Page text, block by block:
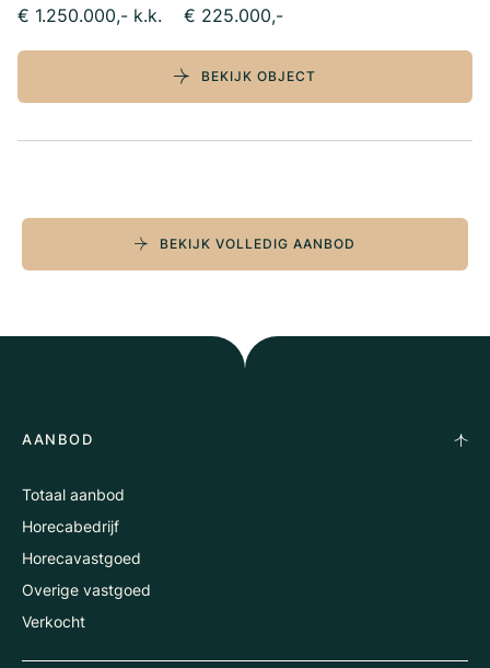
€ 1.250.000,- k.k. € 225.000,-
BEKIJK OBJECT
BEKIJK VOLLEDIG AANBOD
AANBOD
Totaal aanbod
Horecabedrijf
Horecavastgoed
Overige vastgoed
Verkocht